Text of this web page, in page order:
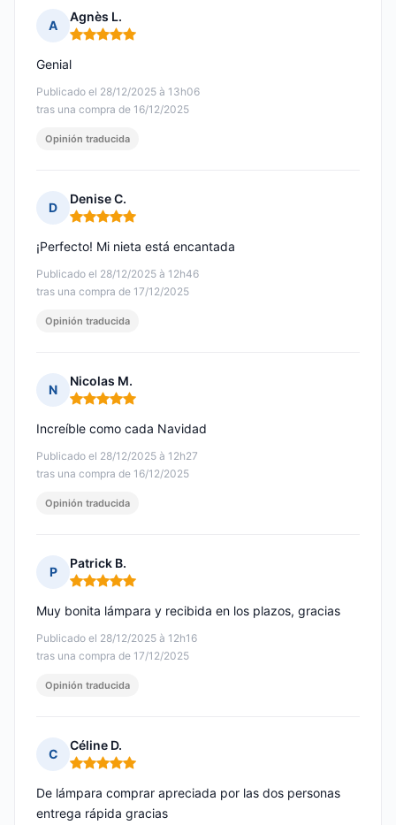
A
Agnès L.
Nota: 5 de 5
Publicado el 28/12/2025 à 13h06
tras una compra de 16/12/2025
Genial
Opinión traducida
D
Denise C.
Nota: 5 de 5
Publicado el 28/12/2025 à 12h46
tras una compra de 17/12/2025
¡Perfecto! Mi nieta está encantada
Opinión traducida
N
Nicolas M.
Nota: 5 de 5
Publicado el 28/12/2025 à 12h27
tras una compra de 16/12/2025
Increíble como cada Navidad
Opinión traducida
P
Patrick B.
Nota: 5 de 5
Publicado el 28/12/2025 à 12h16
tras una compra de 17/12/2025
Muy bonita lámpara y recibida en los plazos, gracias
Opinión traducida
C
Céline D.
Nota: 5 de 5
De lámpara comprar apreciada por las dos personas
entrega rápida gracias